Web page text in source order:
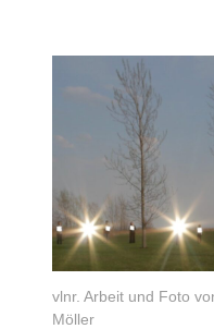
vlnr. Arbeit und Foto
Möller